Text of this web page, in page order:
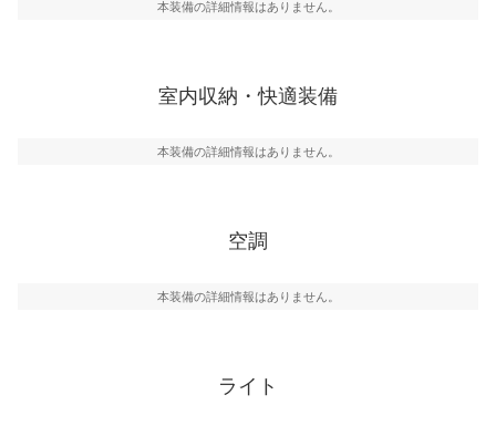
本装備の詳細情報はありません。
室内収納・快適装備
本装備の詳細情報はありません。
空調
本装備の詳細情報はありません。
ライト